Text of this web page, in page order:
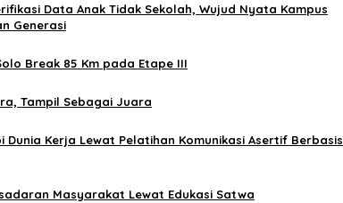
Data Anak Tidak Sekolah, Wujud Nyata Kampus
Generasi
Break 85 Km pada Etape III
Tampil Sebagai Juara
Dunia Kerja Lewat Pelatihan Komunikasi Asertif Berbasis
Masyarakat Lewat Edukasi Satwa